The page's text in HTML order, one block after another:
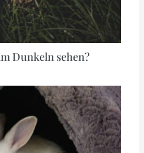
Dunkeln sehen?